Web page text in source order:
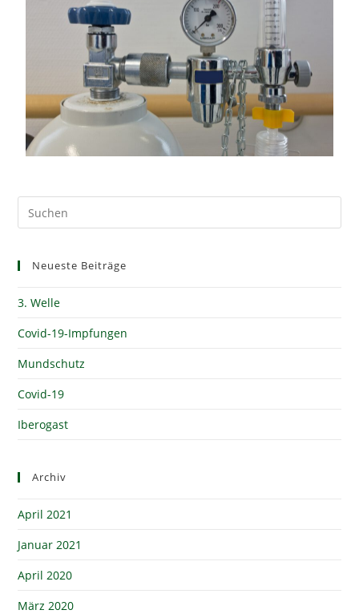
Neueste Beiträge
3. Welle
Covid-19-Impfungen
Mundschutz
Covid-19
Iberogast
Archiv
April 2021
Januar 2021
April 2020
März 2020